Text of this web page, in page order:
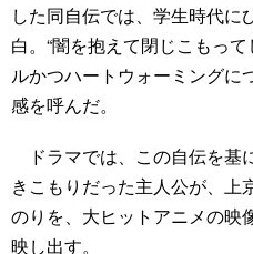
した同自伝では、学生時代に
白。“闇を抱えて閉じこもっ
ルかつハートウォーミングに
感を呼んだ。
ドラマでは、この自伝を基
きこもりだった主人公が、上
のりを、大ヒットアニメの映
映し出す。